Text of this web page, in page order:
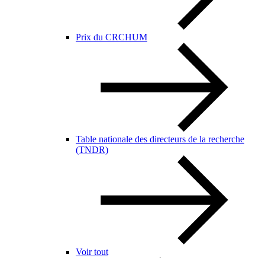
Prix du CRCHUM
Table nationale des directeurs de la recherche
(TNDR)
Voir tout